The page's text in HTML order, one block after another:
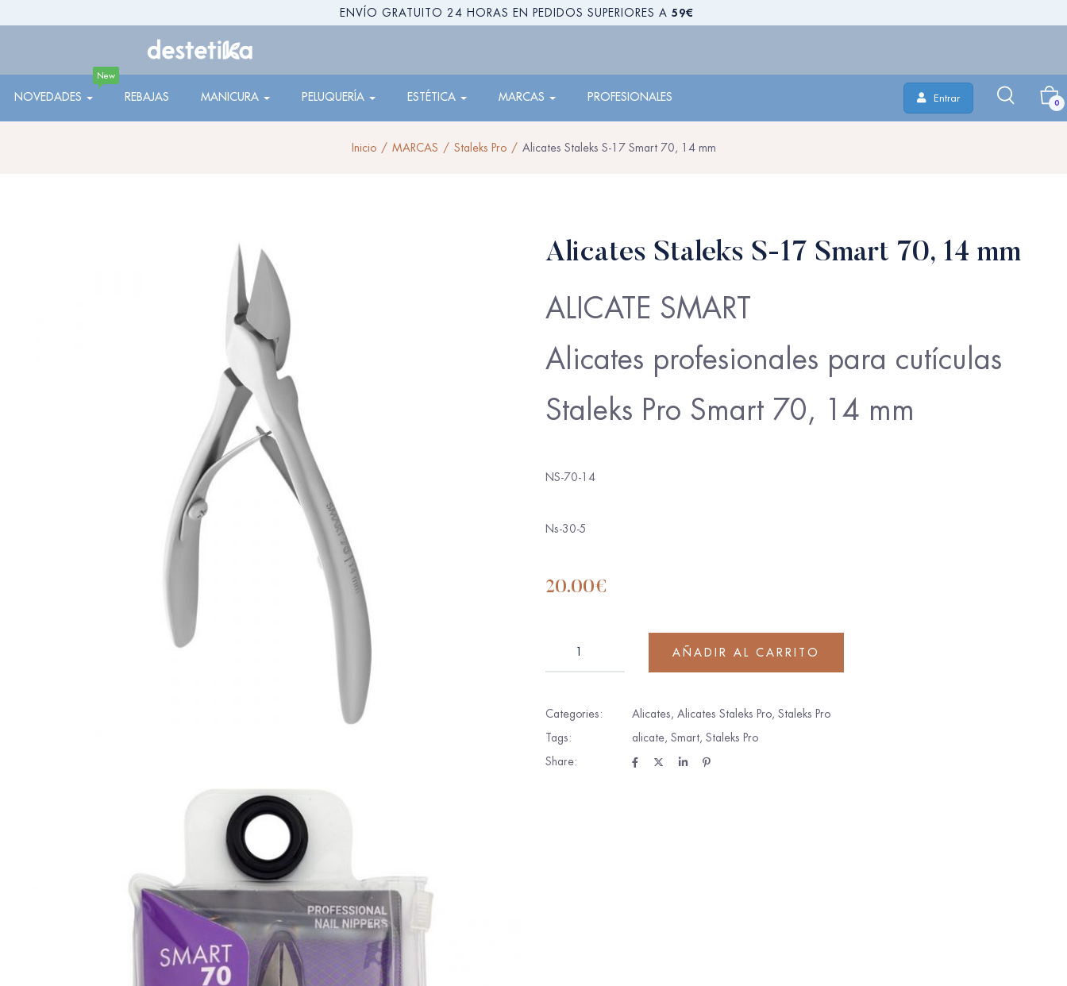
ENVÍO GRATUITO 24 HORAS EN PEDIDOS SUPERIORES A 59€
NOVEDADES
New
REBAJAS MANICURA PELUQUERÍA ESTÉTICA MARCAS PROFESIONALES Entrar 0
Inicio MARCAS Staleks Pro Alicates Staleks S-17 Smart 70, 14 mm
Alicates Staleks S-17 Smart 70, 14 mm
ALICATE SMART
Alicates profesionales para cutículas
Staleks Pro Smart 70, 14 mm
NS-70-14
Ns-30-5
20.00€
AÑADIR AL CARRITO
Categories: Alicates, Alicates Staleks Pro, Staleks Pro
Tags:
alicate, Smart, Staleks Pro
Share: